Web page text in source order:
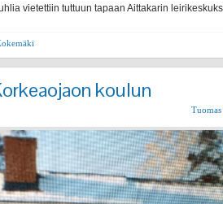
vietettiin tuttuun tapaan Aittakarin
koulun